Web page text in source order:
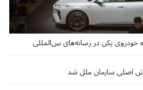
خودروی پکن در رسانه‌های بین‌المللی
اصلی سازمان ملل شد